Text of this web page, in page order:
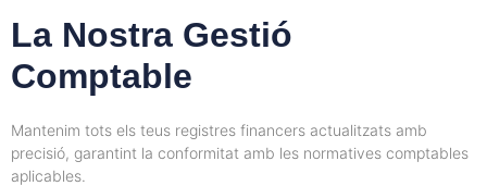
La Nostra Gestió
Comptable
Mantenim tots els teus registres financers actualitzats amb
precisió, garantint la conformitat amb les normatives comptables
aplicables.